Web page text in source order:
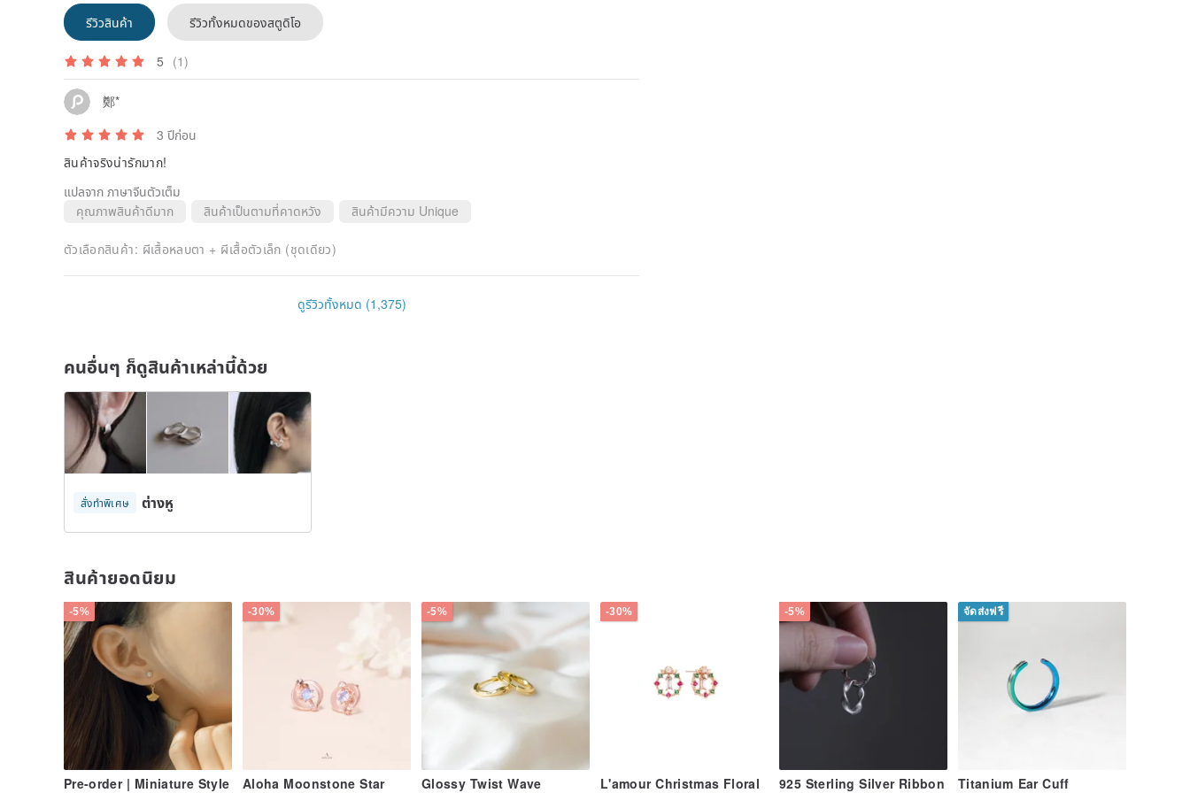
รีวิวสินค้า รีวิวทั้งหมดของสตูดิโอ
5 (1)
鄭*
3 ปีก่อน
สินค้าจริงน่ารักมาก!
แปลจาก ภาษาจีนตัวเต็ม
คุณภาพสินค้าดีมาก
สินค้าเป็นตามที่คาดหวัง สินค้ามีความ Unique
ตัวเลือกสินค้า: ผีเสื้อหลบตา + ผีเสื้อตัวเล็ก (ชุดเดียว)
ดูรีวิวทั้งหมด (1,375)
คนอื่นๆ ก็ดูสินค้าเหล่านี้ด้วย
สั่งทำพิเศษ ต่างหู
สินค้ายอดนิยม
-5%
Pre-order | Miniature Style
-30%
Aloha Moonstone Star
-5%
Glossy Twist Wave
-30%
L'amour Christmas Floral
-5%
925 Sterling Silver Ribbon
จัดส่งฟรี
Titanium Ear Cuff